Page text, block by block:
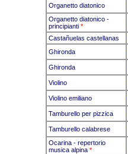
Organetto diatonico
Organetto diatonico -
principianti *
Castañuelas castellanas
Ghironda
Ghironda
Violino
Violino emiliano
Tamburello per pizzica
Tamburello calabrese
Ocarina - repertorio
musica alpina *